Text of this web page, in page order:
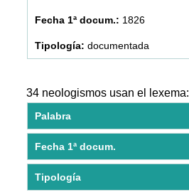
1826
documentada
34 neologismos usan el lexema:
Palabra
Fecha 1ª docum.
Tipología